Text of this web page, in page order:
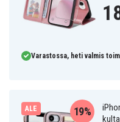
Varastossa, heti valmis
ALE 19%